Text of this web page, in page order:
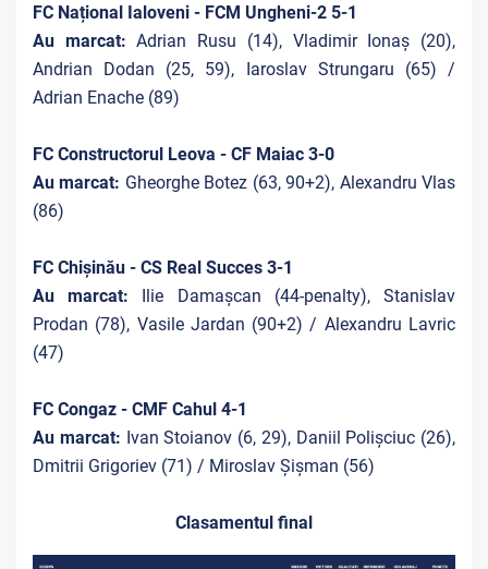
FC Național Ialoveni - FCM Ungheni-2 5-1
Au marcat:Adrian Rusu (14), Vladimir Ionaș (20),
Andrian Dodan (25, 59), Iaroslav Strungaru (65) /
Adrian Enache (89)
FC Constructorul Leova - CF Maiac 3-0
Au marcat: Gheorghe Botez (63, 90+2), Alexandru Vlas
(86)
FC Chișinău - CS Real Succes 3-1
Au marcat: Ilie Damașcan (44-penalty), Stanislav
Prodan (78), Vasile Jardan (90+2) / Alexandru Lavric
(47)
FC Congaz - CMF Cahul 4-1
Au marcat: Ivan Stoianov (6, 29), Daniil Polișciuc (26),
Dmitrii Grigoriev (71) / Miroslav Șișman (56)
Clasamentul final